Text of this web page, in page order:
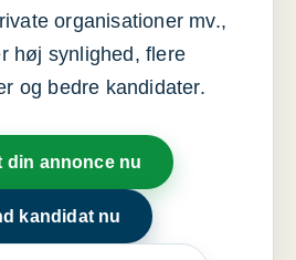
organisationer mv.,
høj synlighed, flere
og bedre kandidater.
din annonce nu
kandidat nu